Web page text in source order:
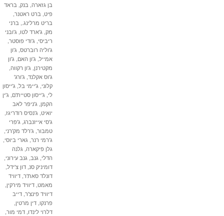
בן גזארה,בנק ,בראד
,ברט ראטנר,
בריט מרלינג.,ברני
ג'ארד לטו,ג'ובני
ריביסי,ג'ודי פוסטר,
ג'וליה רוברטס,ג'ון
אמייל,ג'ון האם ,ג'ון
מקטירנן,ג'ון רקווה,
ג'וס אקלנד,ג'ורג'
קלוני,ג'יימי בל, ג'ייסון
ג'ייסון סטיית'ם,ג'ין
הקמן,ג'ניפר לאב
יואיט,ג'נסיס רודריגז,
ג'סי אייזנברג,ג'פרי
טמבור,ג'רלד מק'רני,
ג'רמי רנר ,גארי ביוסי,
גלן פיקארה,גלנה
הדלי,גנב ,גנב עירוני,
דומיניק סנ,דון צ'ידל,
דונלד סאת'ר,דיוויד
מאמט,דיוויד מירקין,
דיוויד פינצ'ר,דייב
פרנקו,דין מרטין,
דלרוי לינדו,דמי מור